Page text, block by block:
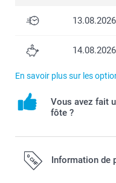
13.08.2026
14.08.2026
En savoir plus sur les
Vous avez fait
fôte ?
Information de